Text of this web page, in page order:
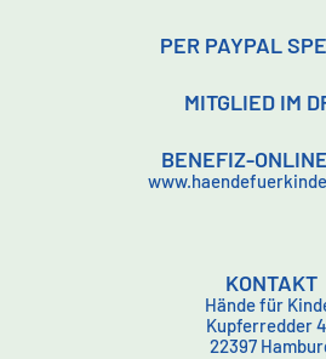
PER PAYPAL
MITGLIED IM
BENEFIZ-
KONTAKT
Hände für
Kupferredder
22397